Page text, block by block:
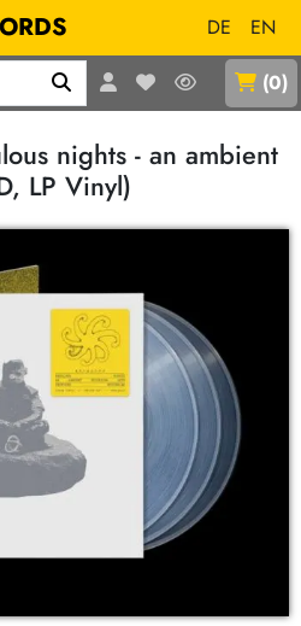
DE
EN
(0)
nights - an ambient
LP Vinyl)